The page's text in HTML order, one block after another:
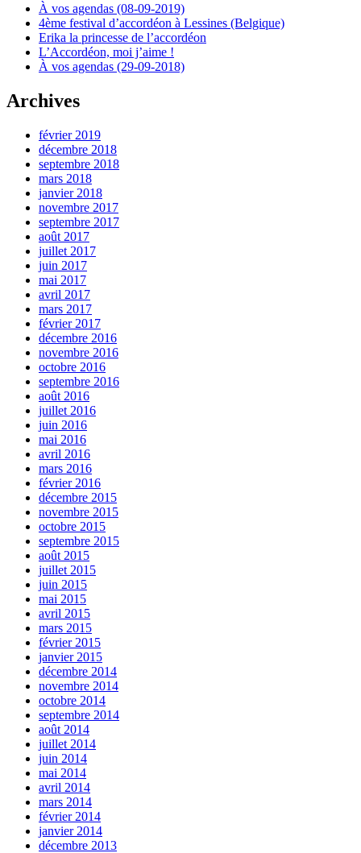
À vos agendas (08-09-2019)
4ème festival d’accordéon à Lessines (Belgique)
Erika la princesse de l’accordéon
L’Accordéon, moi j’aime !
À vos agendas (29-09-2018)
Archives
février 2019
décembre 2018
septembre 2018
mars 2018
janvier 2018
novembre 2017
septembre 2017
août 2017
juillet 2017
juin 2017
mai 2017
avril 2017
mars 2017
février 2017
décembre 2016
novembre 2016
octobre 2016
septembre 2016
août 2016
juillet 2016
juin 2016
mai 2016
avril 2016
mars 2016
février 2016
décembre 2015
novembre 2015
octobre 2015
septembre 2015
août 2015
juillet 2015
juin 2015
mai 2015
avril 2015
mars 2015
février 2015
janvier 2015
décembre 2014
novembre 2014
octobre 2014
septembre 2014
août 2014
juillet 2014
juin 2014
mai 2014
avril 2014
mars 2014
février 2014
janvier 2014
décembre 2013